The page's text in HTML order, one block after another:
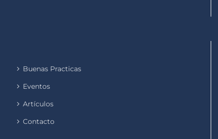
Buenas Practicas
Eventos
Artículos
Contacto